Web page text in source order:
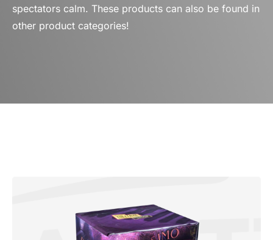
spectators calm. These products can also be found in
other product categories!